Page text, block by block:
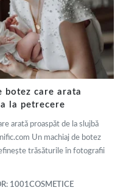
botez care arata
la petrecere
arată proaspăt de la slujbă
Un machiaj de botez
trăsăturile în fotografii
1001COSMETICE